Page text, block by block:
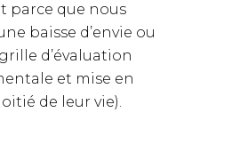
parce que nous
baisse d’envie ou
d’évaluation
et mise en
de leur vie).